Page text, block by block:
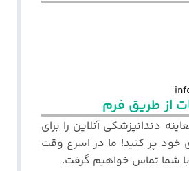
از طریق فرم
ینه دندانپزشکی آنلاین را برای
خود پر کنید! ما در اسرع وقت
شما تماس خواهیم گرفت.